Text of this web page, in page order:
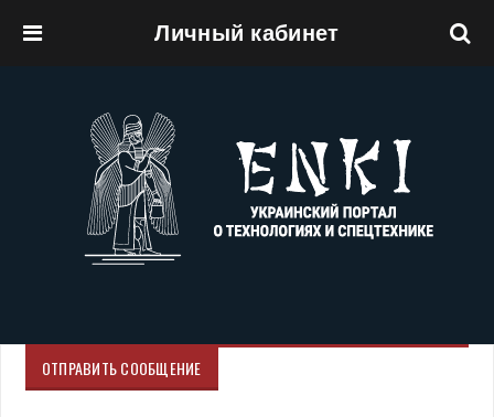
Личный кабинет
ОТПРАВИТЬ СООБЩЕНИЕ